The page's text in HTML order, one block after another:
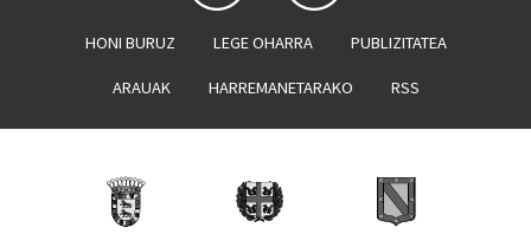
HONI BURUZ LEGE OHARRA PUBLIZITATEA
ARAUAK HARREMANETARAKO RSS